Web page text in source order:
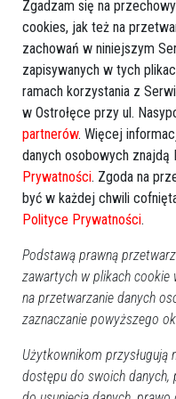
Zobacz również
Zgadzam się na
cookies, jak też na
zachowań w niniejszym
zapisywanych w tych
ramach korzystania z
w Ostrołęce przy ul.
partnerów. Więcej
danych osobowych
Prywatności. Zgoda na
być w każdej chwili
Polityce Prywatności.
Podstawą prawną
zawartych w plikach cookie
na przetwarzanie danych
zaznaczanie powyższego
Użytkownikom przysługują
dostępu do swoich